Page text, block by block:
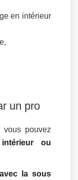
en intérieur
un pro
vous pouvez
ou
la sous